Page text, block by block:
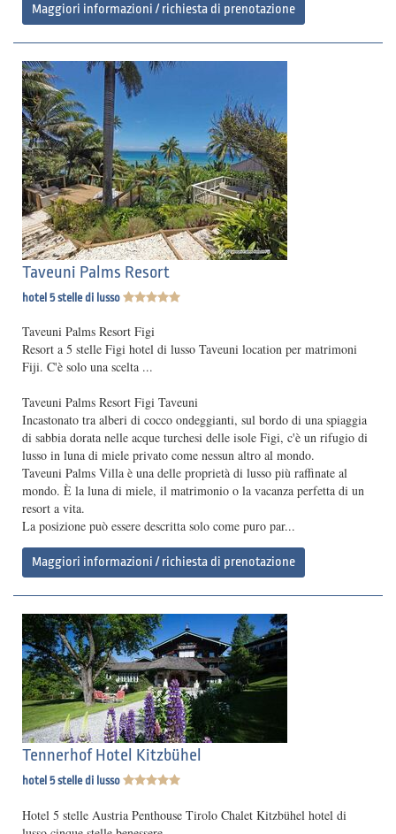
Maggiori informazioni / richiesta di prenotazione
Taveuni Palms Resort
hotel 5 stelle di lusso
Taveuni Palms Resort Figi
Resort a 5 stelle Figi hotel di lusso Taveuni location per matrimoni
Fiji. C'è solo una scelta ...
Taveuni Palms Resort Figi Taveuni
Incastonato tra alberi di cocco ondeggianti, sul bordo di una spiaggia
di sabbia dorata nelle acque turchesi delle isole Figi, c'è un rifugio di
lusso in luna di miele privato come nessun altro al mondo.
Taveuni Palms Villa è una delle proprietà di lusso più raffinate al
mondo. È la luna di miele, il matrimonio o la vacanza perfetta di un
resort a vita.
La posizione può essere descritta solo come puro par...
Maggiori informazioni / richiesta di prenotazione
Tennerhof Hotel Kitzbühel
hotel 5 stelle di lusso
Hotel 5 stelle Austria Penthouse Tirolo Chalet Kitzbühel hotel di